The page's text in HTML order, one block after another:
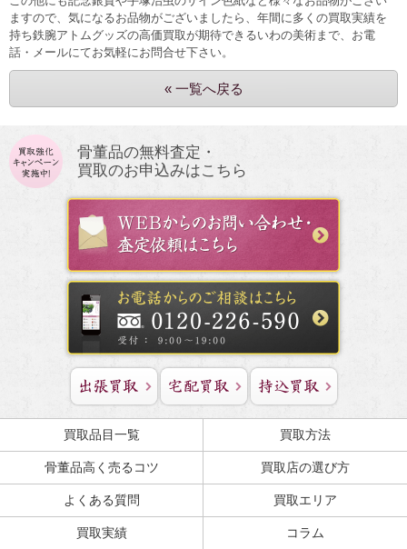
ますので、気になるお品物がございましたら、年間に多くの買取実績を
持ち鉄腕アトムグッズの高価買取が期待できるいわの美術まで、お電
話・メールにてお気軽にお問合せ下さい。
« 一覧へ戻る
骨董品の無料査定・
買取のお申込みはこちら
買取品目一覧 買取方法
骨董品高く売るコツ 買取店の選び方
よくある質問 買取エリア
買取実績 コラム